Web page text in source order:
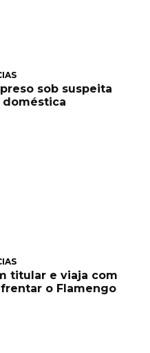
sob suspeita
titular e viaja com
o Flamengo